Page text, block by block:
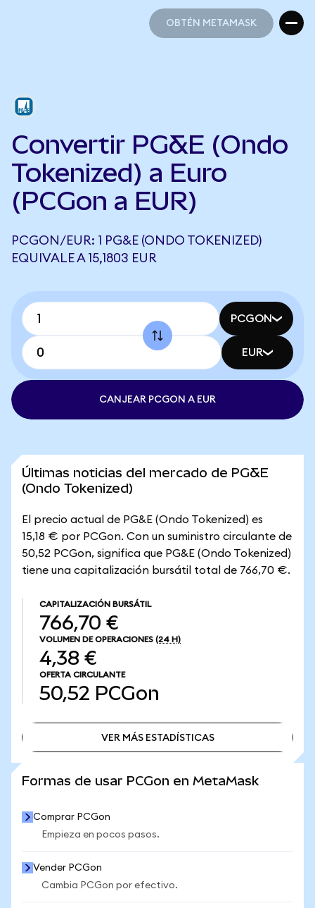
OBTÉN METAMASK
Convertir PG&E (Ondo
Tokenized) a Euro
(PCGon a EUR)
PCGON/EUR: 1 PG&E (ONDO TOKENIZED)
EQUIVALE A 15,1803 EUR
PCGON
EUR
CANJEAR PCGON A EUR
Últimas noticias del mercado de PG&E
(Ondo Tokenized)
El precio actual de PG&E (Ondo Tokenized) es
15,18 € por PCGon. Con un suministro circulante de
50,52 PCGon, significa que PG&E (Ondo Tokenized)
tiene una capitalización bursátil total de 766,70 €.
CAPITALIZACIÓN BURSÁTIL
766,70 €
VOLUMEN DE OPERACIONES (24 H)
4,38 €
OFERTA CIRCULANTE
50,52 PCGon
VER MÁS ESTADÍSTICAS
Formas de usar PCGon en MetaMask
Comprar PCGon
Empieza en pocos pasos.
Vender PCGon
Cambia PCGon por efectivo.